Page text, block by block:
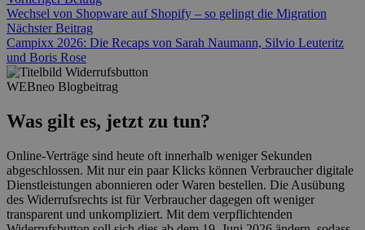
Wechsel von Shopware auf Shopify – so gelingt die Migration
Nächster Beitrag
Campixx 2026: Die Recaps von Sarah Naumann, Silvio Leuteritz
und Boris Rose
WEBneo Blogbeitrag
Was gilt es, jetzt zu tun?
Online-Verträge sind heute oft innerhalb weniger Sekunden
abgeschlossen. Mit nur ein paar Klicks können Verbraucher digitale
Dienstleistungen abonnieren oder Waren bestellen. Die Ausübung
des Widerrufsrechts ist für Verbraucher dagegen oft weniger
transparent und unkompliziert. Mit dem verpflichtenden